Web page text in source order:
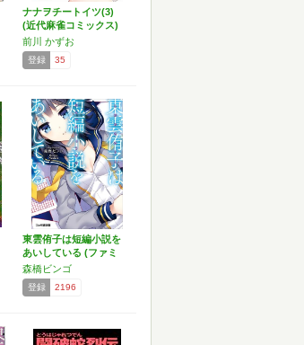
ナナヲチートイツ(3)
(近代麻雀コミックス)
前川 かずお
登録 35
東雲侑子は短編小説を
あいしている (ファミ
通…
森橋ビンゴ
登録 2196